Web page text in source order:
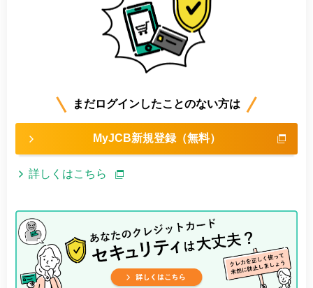
まだログインしたことのない方は
MyJCB新規登録（無料）
詳しくはこちら